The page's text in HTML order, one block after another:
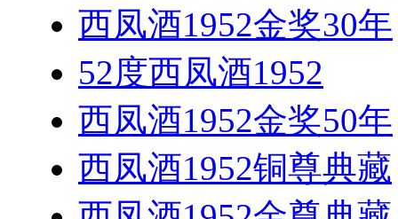
西凤酒1952金奖30年
52度西凤酒1952
西凤酒1952金奖50年
西凤酒1952铜尊典藏